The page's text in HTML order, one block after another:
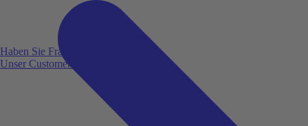
Haben Sie Fragen?
Unser Customer Service ist für Sie da!